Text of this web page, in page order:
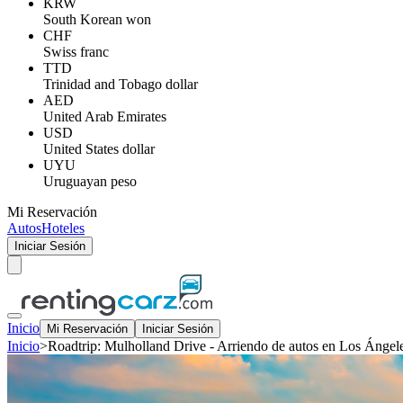
KRW
South Korean won
CHF
Swiss franc
TTD
Trinidad and Tobago dollar
AED
United Arab Emirates
USD
United States dollar
UYU
Uruguayan peso
Mi Reservación
AutosHoteles
Iniciar Sesión
Inicio Mi Reservación Iniciar Sesión
Inicio>Roadtrip: Mulholland Drive - Arriendo de autos en Los